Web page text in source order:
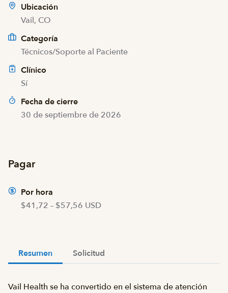
Ubicación
Vail, CO
Categoría
Técnicos/Soporte al Paciente
Clínico
Sí
Fecha de cierre
30 de septiembre de 2026
Pagar
Por hora
$41,72 – $57,56 USD
Resumen Solicitud
Vail Health se ha convertido en el sistema de atención